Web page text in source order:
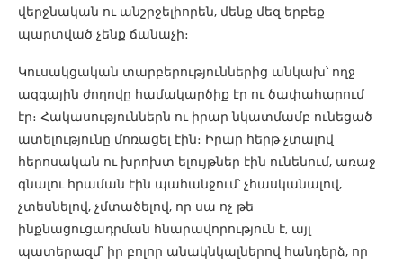
վերջնական ու անշրջելիորեն, մենք մեզ երբեք
պարտված չենք ճանաչի։
Կուսակցական տարբերություններից անկախ՝ ողջ
ազգային ժողովը համակարծիք էր ու ծափահարում
էր։ Հակասություններն ու իրար նկատմամբ ունեցած
ատելությունը մոռացել էին։ Իրար հերթ չտալով
հերոսական ու խրոխտ ելույթներ էին ունենում, առաջ
գնալու հրաման էին պահանջում՝ չհասկանալով,
չտեսնելով, չմտածելով, որ սա ոչ թե
ինքնացուցադրման հնարավորություն է, այլ
պատերազմ՝ իր բոլոր անակնկալներով հանդերձ, որ